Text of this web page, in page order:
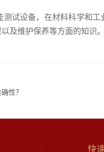
试设备，在材料科学和
及维护保养等方面的知
性？
快